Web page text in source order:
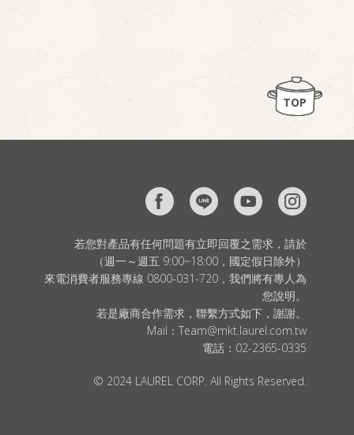
TOP
若您對產品有任何問題有立即回覆之需求，請於
（週一～週五 9:00~18:00，國定假日除外）
來電消費者服務專線 0800-031-720，我們將有專人為
您說明。
若是廠商合作需求，聯繫方式如下，謝謝。
Mail： Team@mkt.laurel.com.tw
電話： 02-2365-0335
© 2024 LAUREL CORP. All Rights Reserved.